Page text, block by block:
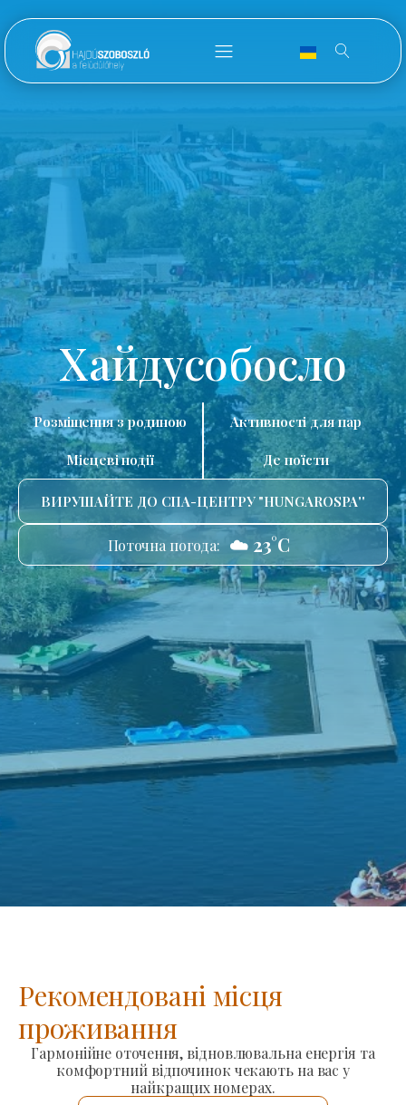
Хайдусобосло
Розміщення з родиною Активності для пар
Місцеві події Де поїсти
ВИРУШАЙТЕ ДО СПА-ЦЕНТРУ "HUNGAROSPA''
Поточна погода: ☁️ 23°C
Рекомендовані місця
проживання
Гармонійне оточення, відновлювальна енергія та
комфортний відпочинок чекають на вас у
найкращих номерах.